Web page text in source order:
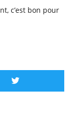
c’est bon pour